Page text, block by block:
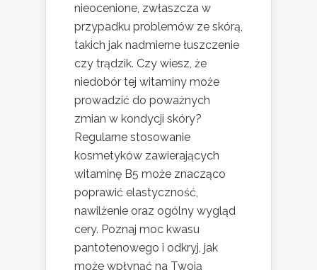
nieocenione, zwłaszcza w
przypadku problemów ze skórą,
takich jak nadmierne łuszczenie
czy trądzik. Czy wiesz, że
niedobór tej witaminy może
prowadzić do poważnych
zmian w kondycji skóry?
Regularne stosowanie
kosmetyków zawierających
witaminę B5 może znacząco
poprawić elastyczność,
nawilżenie oraz ogólny wygląd
cery. Poznaj moc kwasu
pantotenowego i odkryj, jak
może wpłynąć na Twoją